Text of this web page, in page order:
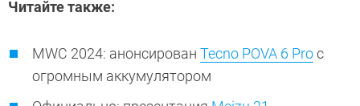
Читайте также:
MWC 2024: анонсирован Tecno POVA 6 Proс
огромным аккумулятором